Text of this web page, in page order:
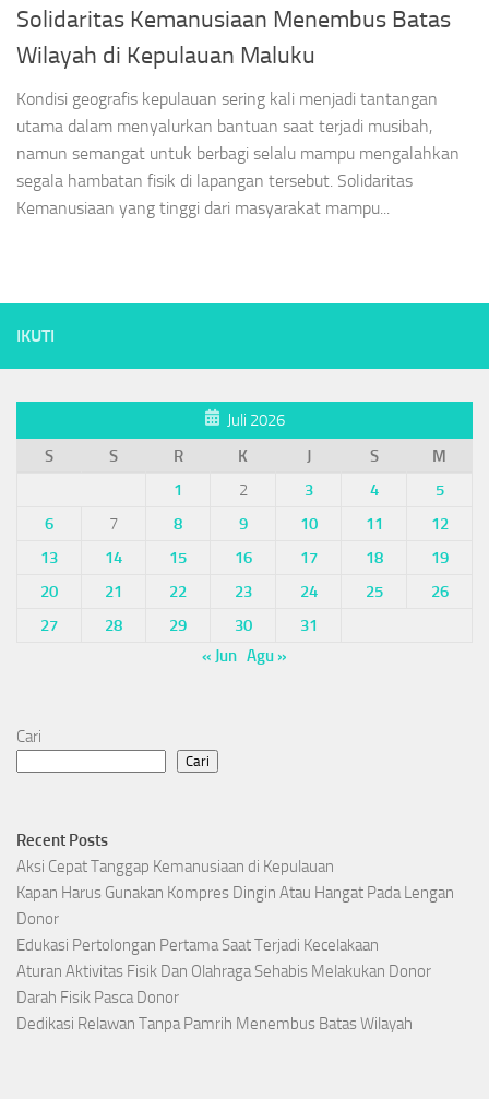
Solidaritas Kemanusiaan Menembus Batas
Wilayah di Kepulauan Maluku
Kondisi geografis kepulauan sering kali menjadi tantangan
utama dalam menyalurkan bantuan saat terjadi musibah,
namun semangat untuk berbagi selalu mampu mengalahkan
segala hambatan fisik di lapangan tersebut. Solidaritas
Kemanusiaan yang tinggi dari masyarakat mampu...
IKUTI
Juli 2026
S
S R K J S
M
1
2 3 4
5
6
7 8 9 10 11
12
13
14 15 16 17 18
19
20
21 22 23 24 25
26
27
28 29 30
31
« Jun Agu »
Cari
Cari
Recent Posts
Aksi Cepat Tanggap Kemanusiaan di Kepulauan
Kapan Harus Gunakan Kompres Dingin Atau Hangat Pada Lengan
Donor
Edukasi Pertolongan Pertama Saat Terjadi Kecelakaan
Aturan Aktivitas Fisik Dan Olahraga Sehabis Melakukan Donor
Darah Fisik Pasca Donor
Dedikasi Relawan Tanpa Pamrih Menembus Batas Wilayah